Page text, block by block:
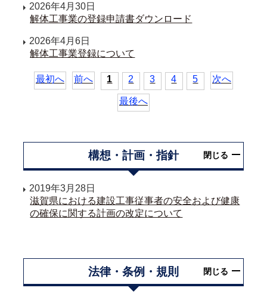
2026年4月30日
解体工事業の登録申請書ダウンロード
2026年4月6日
解体工事業登録について
最初へ 前へ 1 2 3 4 5 次へ
最後へ
構想・計画・指針 閉じる
2019年3月28日
滋賀県における建設工事従事者の安全および健康
の確保に関する計画の改定について
法律・条例・規則 閉じる